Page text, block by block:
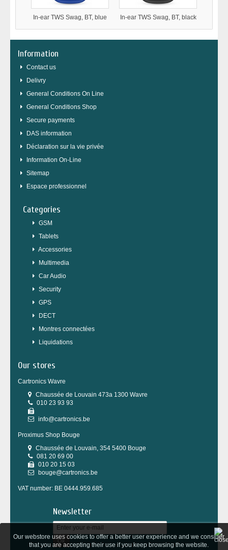
Our webstore uses cookies to offer a better user experience and we consider
that you are accepting their use if you keep browsing the website.
In-ear TWS Swag, BT, blue In-ear TWS Swag, BT, black
Information
Contact us
Delivry
General Conditions On Line
General Conditions Shop
Secure payments
DAS information
Déclaration sur la vie privée
Information On-Line
Sitemap
Espace professionnel
Categories
GSM
Tablets
Accessories
Multimedia
Car Audio
Security
GPS
DECT
Montres connectées
Liquidations
Our stores
Cartronics Wavre
Chaussée de Louvain 473a 1300 Wavre
010 23 93 93
info@cartronics.be
Proximus Shop Bouge
Chaussée de Louvain, 354 5400 Bouge
081 20 69 00
010 20 15 03
bouge@cartronics.be
VAT number: BE 0444.959.685
Newsletter
Ok